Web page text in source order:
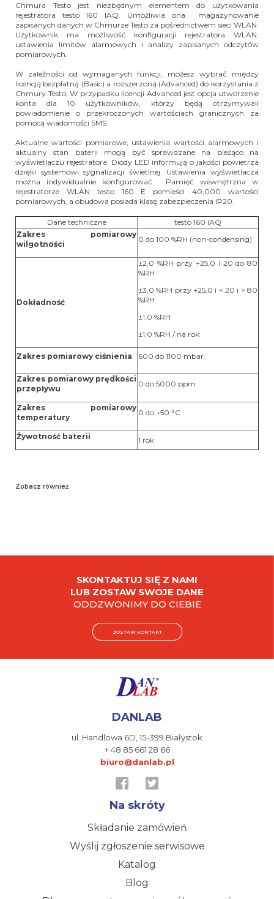
Chmura Testo jest niezbędnym elementem do użytkowania
rejestratora testo 160 IAQ. Umożliwia ona magazynowanie
zapisanych danych w Chmurze Testo za pośrednictwem sieci WLAN.
Użytkownik ma możliwość konfiguracji rejestratora WLAN,
ustawienia limitów alarmowych i analizy zapisanych odczytów
pomiarowych.
W zależności od wymaganych funkcji, możesz wybrać między
licencją bezpłatną (Basic) a rozszerzoną (Advanced) do korzystania z
Chmury Testo. W przypadku licencji Advanced jest opcja utworzenie
konta dla 10 użytkowników, którzy będą otrzymywali
powiadomienie o przekroczonych wartościach granicznych za
pomocą wiadomości SMS.
Aktualne wartości pomiarowe, ustawienia wartości alarmowych i
aktualny stan baterii mogą być sprawdzane na bieżąco na
wyświetlaczu rejestratora. Diody LED informują o jakości powietrza
dzięki systemowi sygnalizacji świetlnej. Ustawienia wyświetlacza
można indywidualnie konfigurować. Pamięć wewnętrzna w
rejestratorze WLAN testo 160 E pomieści 40,000 wartości
pomiarowych, a obudowa posiada klasę zabezpieczenia IP20.
Dane techniczne
testo 160 IAQ
Zakres pomiarowy
wilgotności
0 do 100 %RH (non-condensing)
Dokładność
±2,0 %RH przy +25,0 i 20 do 80
%RH
±3,0 %RH przy +25,0 i < 20 i > 80
%RH
±1,0 %RH
±1,0 %RH / na rok
Zakres pomiarowy ciśnienia 600 do 1100 mbar
Zakres pomiarowy prędkości
przepływu
0 do 5000 ppm
Zakres pomiarowy
temperatury
0 do +50 °C
Żywotność baterii 1 rok
Zobacz również
SKONTAKTUJ SIĘ Z NAMI
LUB ZOSTAW SWOJE DANE
ODDZWONIMY DO CIEBIE
ZOSTAW KONTAKT
DANLAB
ul. Handlowa 6D,15-399 Białystok
+ 48 85 661 28 66
biuro@danlab.pl
Na skróty
Składanie zamówień
Wyślij zgłoszenie serwisowe
Katalog
Blog